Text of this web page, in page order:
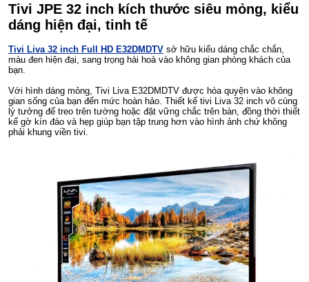
Tivi JPE 32 inch kích thước siêu mỏng, kiểu
dáng hiện đại, tinh tế
Tivi Liva 32 inch Full HD E32DMDTV sở hữu kiểu dáng chắc chắn,
màu đen hiện đại, sang trọng hài hoà vào không gian phòng khách của
bạn.
Với hình dáng mỏng, Tivi Liva E32DMDTV được hòa quyện vào không
gian sống của bạn đến mức hoàn hảo. Thiết kế tivi Liva 32 inch vô cùng
lý tưởng để treo trên tường hoặc đặt vững chắc trên bàn, đồng thời thiết
kế gờ kín đáo và hẹp giúp bạn tập trung hơn vào hình ảnh chứ không
phải khung viền tivi.